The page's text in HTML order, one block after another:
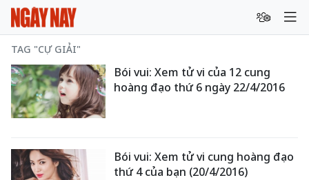
TAG "CỰ GIẢI"
Bói vui: Xem tử vi của 12 cung
hoàng đạo thứ 6 ngày 22/4/2016
Bói vui: Xem tử vi cung hoàng đạo
thứ 4 của bạn (20/4/2016)